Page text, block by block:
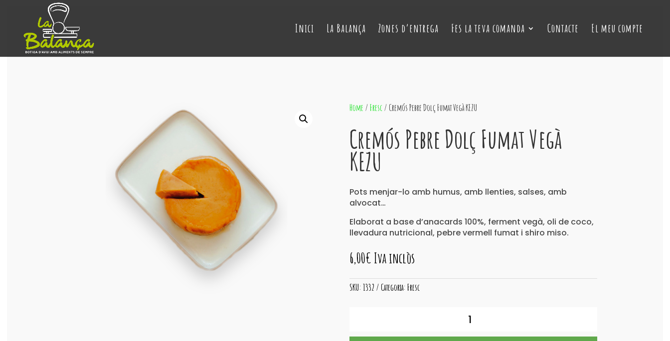
Inici La Balança Zones d’entrega Fes la teva comanda Contacte El meu compte
Home /Fresc/ Cremós Pebre Dolç Fumat Vegà KEZU
Cremós Pebre Dolç Fumat Vegà
KEZU
Pots menjar-lo amb humus, amb llenties, salses, amb
alvocat…
Elaborat a base d’anacards 100%, ferment vegà, oli de coco,
llevadura nutricional, pebre vermell fumat i shiro miso.
6,00€ Iva inclòs
SKU:1332 Categoria:Fresc
Cremós